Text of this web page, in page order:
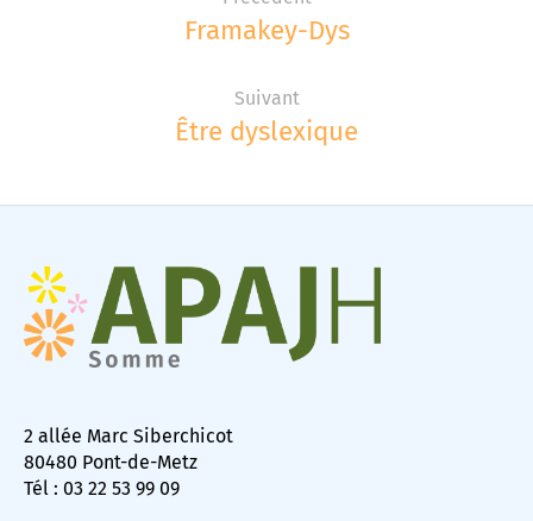
Framakey-Dys
Suivant
Être dyslexique
2 allée Marc Siberchicot
80480 Pont-de-Metz
Tél : 03 22 53 99 09